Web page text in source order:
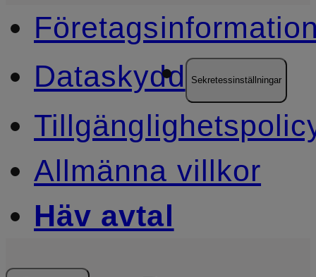
Dataskydd
Sekretessinställningar
Allmänna villkor
Häv avtal